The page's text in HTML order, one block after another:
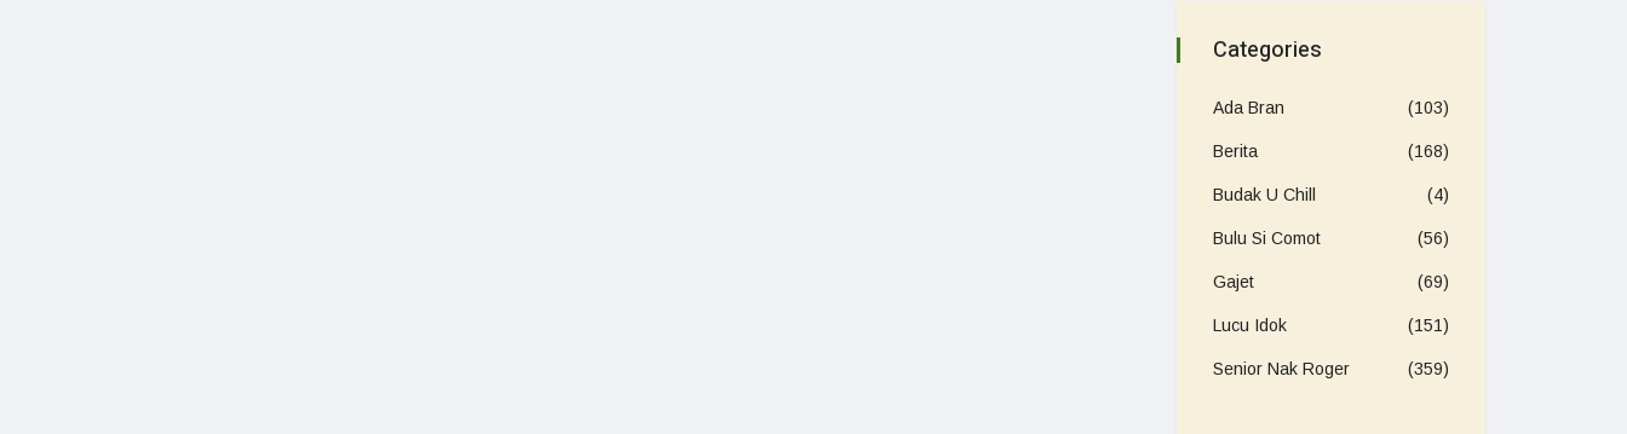
Categories
Ada Bran (103)
Berita (168)
Budak U Chill (4)
Bulu Si Comot (56)
Gajet (69)
Lucu Idok (151)
Senior Nak Roger (359)